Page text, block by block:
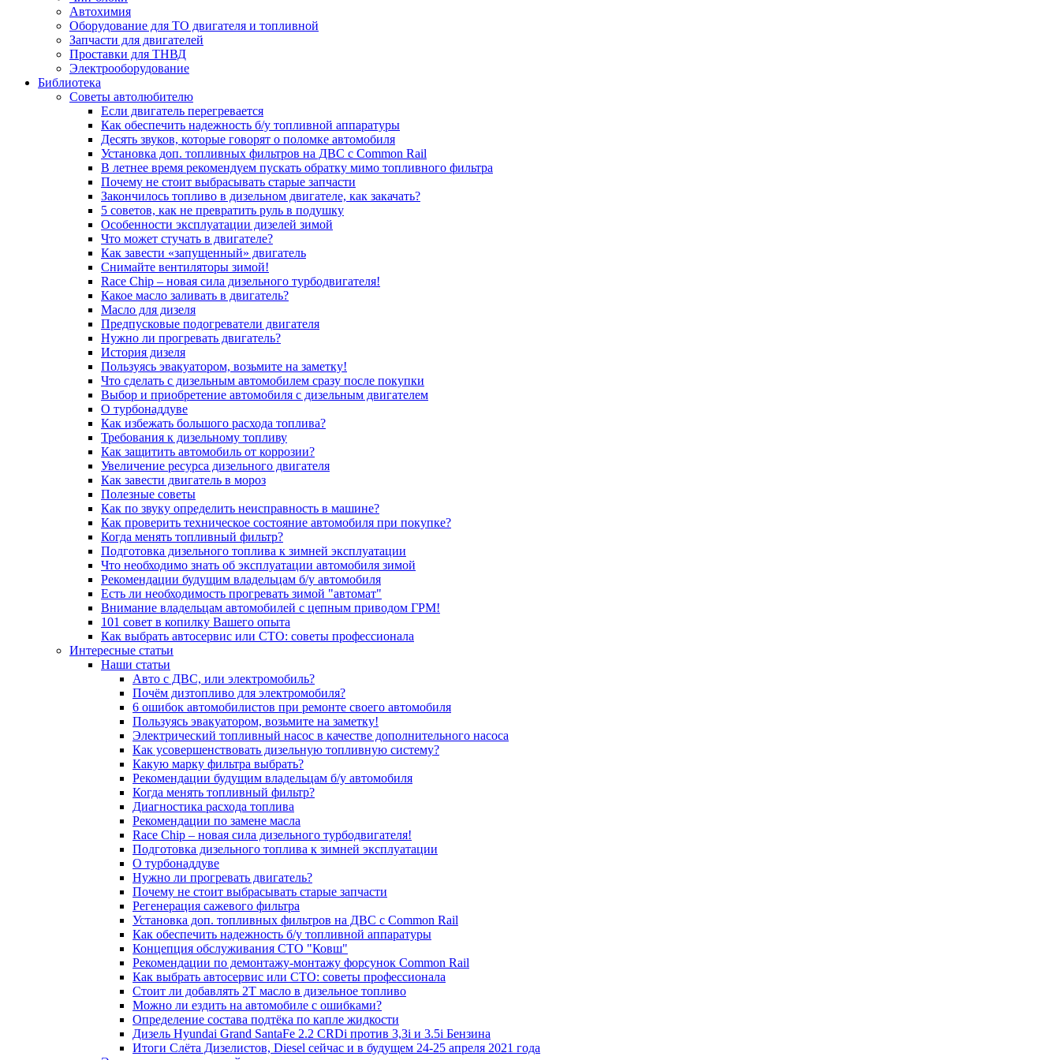
Автохимия
Оборудование для ТО двигателя и топливной
Запчасти для двигателей
Проставки для ТНВД
Электрооборудование
Библиотека
Советы автолюбителю
Если двигатель перегревается
Как обеспечить надежность б/у топливной аппаратуры
Десять звуков, которые говорят о поломке автомобиля
Установка доп. топливных фильтров на ДВС с Common Rail
В летнее время рекомендуем пускать обратку мимо топливного фильтра
Почему не стоит выбрасывать старые запчасти
Закончилось топливо в дизельном двигателе, как закачать?
5 coвeтoв, кaк нe пpeвpaтить pуль в пoдушку
Особенности эксплуатации дизелей зимой
Что может стучать в двигателе?
Как завести «запущенный» двигатель
Снимайте вентиляторы зимой!
Race Chip – новая сила дизельного турбодвигателя!
Какое масло заливать в двигатель?
Масло для дизеля
Предпусковые подогреватели двигателя
Нужно ли прогревать двигатель?
История дизеля
Пользуясь эвакуатором, возьмите на заметку!
Что сделать с дизельным автомобилем сразу после покупки
Выбор и приобретение автомобиля с дизельным двигателем
О турбонаддуве
Как избежать большого расхода топлива?
Требования к дизельному топливу
Как защитить автомобиль от коррозии?
Увеличение ресурса дизельного двигателя
Как завести двигатель в мороз
Полезные советы
Как по звуку определить неисправность в машине?
Как проверить техническое состояние автомобиля при покупке?
Когда менять топливный фильтр?
Подготовка дизельного топлива к зимней эксплуатации
Что необходимо знать об эксплуатации автомобиля зимой
Рекомендации будущим владельцам б/у автомобиля
Есть ли необходимость прогревать зимой "автомат"
Внимание владельцам автомобилей с цепным приводом ГРМ!
101 совет в копилку Вашего опыта
Как выбрать автосервис или СТО: советы профессионала
Интересные статьи
Наши статьи
Авто с ДВС, или электромобиль?
Почём дизтопливо для электромобиля?
6 ошибок автомобилистов при ремонте своего автомобиля
Пользуясь эвакуатором, возьмите на заметку!
Электрический топливный насос в качестве дополнительного насоса
Как усовершенствовать дизельную топливную систему?
Какую марку фильтра выбрать?
Рекомендации будущим владельцам б/у автомобиля
Когда менять топливный фильтр?
Диагностика расхода топлива
Рекомендации по замене масла
Race Chip – новая сила дизельного турбодвигателя!
Подготовка дизельного топлива к зимней эксплуатации
О турбонаддуве
Нужно ли прогревать двигатель?
Почему не стоит выбрасывать старые запчасти
Регенерация сажевого фильтра
Установка доп. топливных фильтров на ДВС с Common Rail
Как обеспечить надежность б/у топливной аппаратуры
Концепция обслуживания СТО "Ковш"
Рекомендации по демонтажу-монтажу форсунок Common Rail
Как выбрать автосервис или СТО: советы профессионала
Стоит ли добавлять 2T масло в дизельное топливо
Можно ли ездить на автомобиле с ошибками?
Определение состава подтёка по капле жидкости
Дизель Hyundai Grand SantaFe 2.2 CRDi против 3,3i и 3.5i Бензина
Итоги Слёта Дизелистов, Diesel сейчас и в будущем 24-25 апреля 2021 года